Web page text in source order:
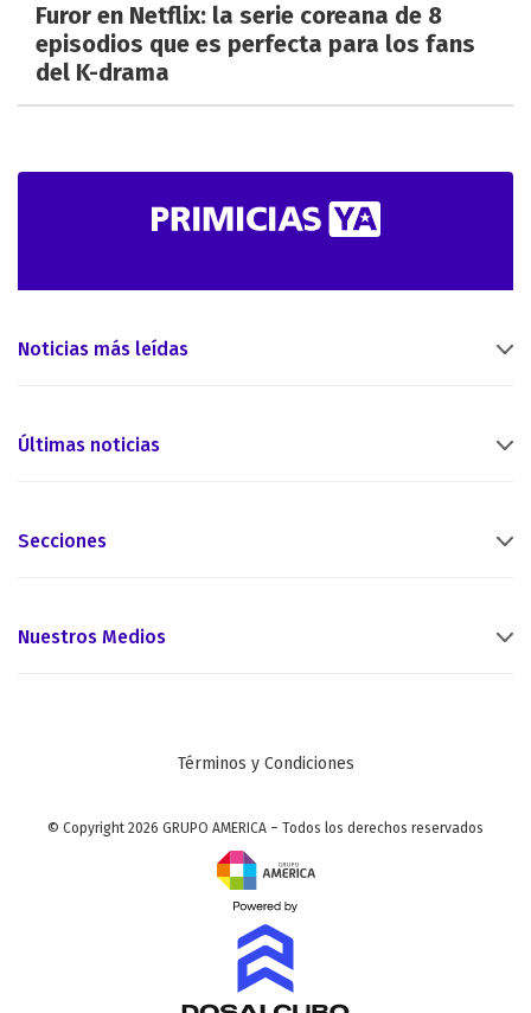
Furor en Netflix: la serie coreana de 8
episodios que es perfecta para los fans
del K-drama
Noticias más leídas
Últimas noticias
Secciones
Nuestros Medios
Términos y Condiciones
© Copyright 2026 GRUPO AMERICA – Todos los derechos reservados